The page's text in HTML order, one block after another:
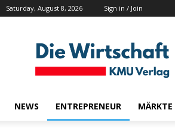
Saturday, August 8, 2026 Sign in / Join
NEWS ENTREPRENEUR MÄRKTE